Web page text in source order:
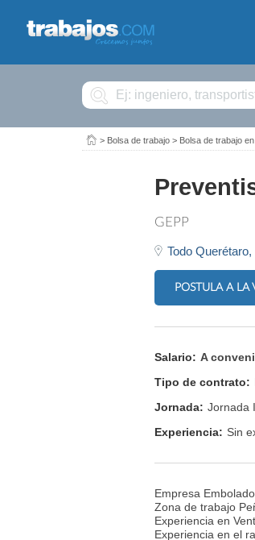
Buscar
> Bolsa de trabajo > Bolsa de trabajo
GEPP
Todo Querétaro,
POSTULA A LA
Salario: A
Tipo de contrato:
Jornada: Jornada
Experiencia: Sin
Empresa
Zona de trabajo
Experiencia en
Experiencia en el